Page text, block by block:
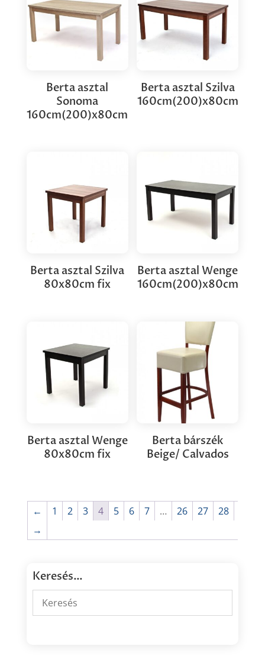
Berta asztal
Sonoma
160cm(200)x80cm
Berta asztal Szilva
160cm(200)x80cm
Berta asztal Szilva
80x80cm fix
Berta asztal Wenge
160cm(200)x80cm
Berta asztal Wenge
80x80cm fix
Berta bárszék
Beige/ Calvados
← 1 2 3 4 5 6 7 … 26 27
28
→
Keresés…